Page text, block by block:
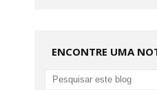
ENCONTRE UMA